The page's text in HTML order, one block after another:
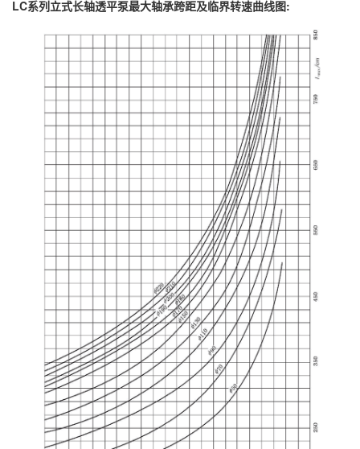
LC系列立式长轴透平泵最大轴承跨距及临界转速曲线图: